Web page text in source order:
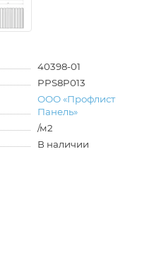
40398-01
PPS8P013
ООО «Профлист
Панель»
/м2
В наличии